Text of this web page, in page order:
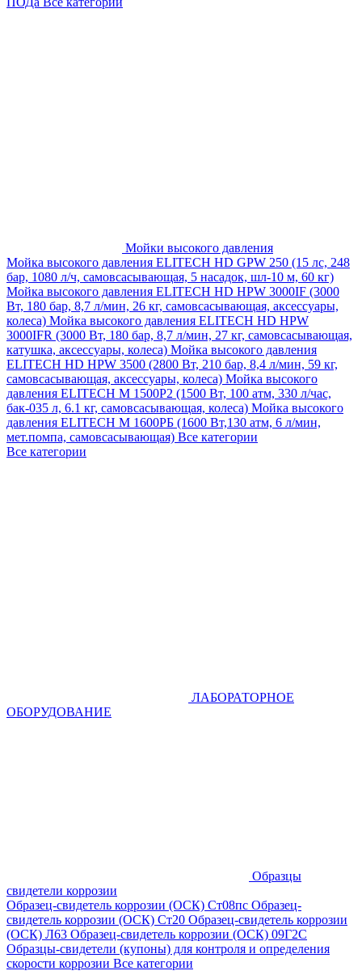
Мойки высокого давления
Мойка высокого давления ELITECH HD GPW 250 (15 лс, 248
бар, 1080 л/ч, самовсасывающая, 5 насадок, шл-10 м, 60 кг)
Мойка высокого давления ELITECH HD HPW 3000IF (3000
Вт, 180 бар, 8,7 л/мин, 26 кг, самовсасывающая, аксессуары,
колеса) Мойка высокого давления ELITECH HD HPW
3000IFR (3000 Вт, 180 бар, 8,7 л/мин, 27 кг, самовсасывающая,
катушка, аксессуары, колеса) Мойка высокого давления
ELITECH HD HPW 3500 (2800 Вт, 210 бар, 8,4 л/мин, 59 кг,
самовсасывающая, аксессуары, колеса) Мойка высокого
давления ELITECH M 1500P2 (1500 Вт, 100 атм, 330 л/час,
бак-035 л, 6.1 кг, самовсасывающая, колеса) Мойка высокого
давления ELITECH М 1600РБ (1600 Вт,130 атм, 6 л/мин,
мет.помпа, самовсасывающая) Все категории
Все категории
ЛАБОРАТОРНОЕ
ОБОРУДОВАНИЕ
Образцы
свидетели коррозии
Образец-свидетель коррозии (ОСК) Ст08пс Образец-
свидетель коррозии (ОСК) Ст20 Образец-свидетель коррозии
(ОСК) Л63 Образец-свидетель коррозии (ОСК) 09Г2С
Образцы-свидетели (купоны) для контроля и определения
скорости коррозии Все категории